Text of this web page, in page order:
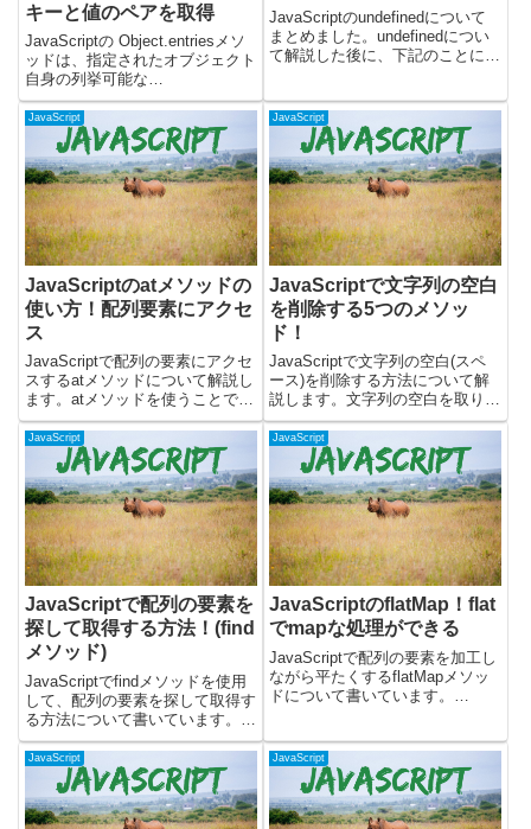
キーと値のペアを取得
JavaScriptの Object.entriesメソ
ッドは、指定されたオブジェクト
自身の列挙可能な
（enumerable）プロパティのキ
ーと値のペアを、配列の配列とし
て返すために使用されます。これ
により、オブジェクトのプロパテ
ィをループ...
JavaScriptのundefinedについて
まとめました。undefinedについ
て解説した後に、下記のことにつ
undefinedの判定方法・undefined
とnullの違...
JavaScript
JavaScriptのatメソッドの
使い方！配列要素にアクセ
ス
JavaScriptで配列の要素にアクセ
スするatメソッドについて解説し
ます。atメソッドを使うことで、
正のインデックスだけでなく負の
インデックスを使って配列の要素
にアクセスできるようになり、コ
ードがより簡潔になります。実際
に動くサンプルを...
JavaScript
JavaScriptで文字列の空白
を削除する5つのメソッ
ド！
JavaScriptで文字列の空白(スペ
ース)を削除する方法について解
説します。文字列の空白を取り除
くときには、文字列から下記の5
つのメソッドを使用することがで
きます。・trim・trimStart・
trimEnd・trimLeft・tri...
JavaScript
JavaScriptで配列の要素を
探して取得する方法！(find
メソッド)
JavaScriptでfindメソッドを使用
して、配列の要素を探して取得す
る方法について書いています。
findメソッドは見つけた最初の要
素を返してくれます。簡単なサン
プルコードと解説を載せていま
す。findメソッドの使い方findメ
ソッドを...
JavaScript
JavaScriptのflatMap！flat
でmapな処理ができる
JavaScriptで配列の要素を加工し
ながら平たくするflatMapメソッ
ドについて書いています。
ようなもので、配列の各要素を変
換し、その結果を1つの新しい配
列にまと...
JavaScript JavaScript